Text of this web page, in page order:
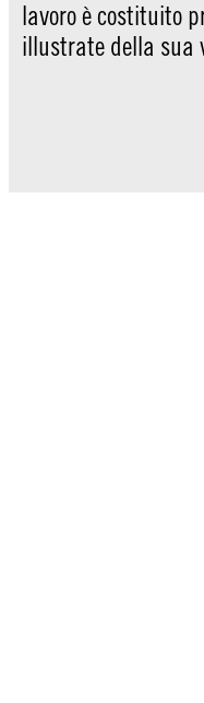
lavoro è costituito
illustrate della sua